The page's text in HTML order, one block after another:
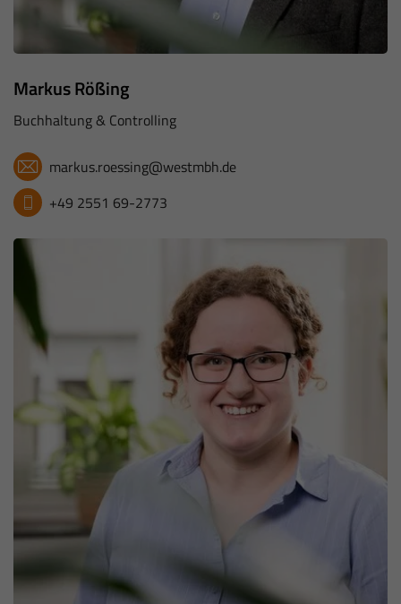
Markus Rößing
Buchhaltung & Controlling
markus.roessing@westmbh.de
+49 2551 69-2773